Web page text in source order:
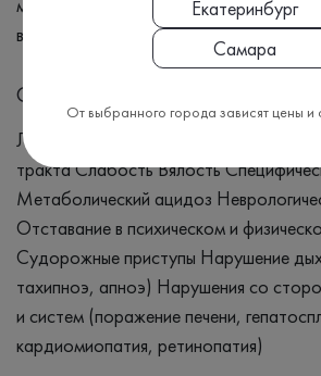
веществ
Симптомы
Лихорадка Нарушение работы
тракта Слабость Вялость
Метаболический ацидоз
Отставание в психическом и
Судорожные приступы Нарушение
тахипноэ, апноэ) Нарушения со
и систем (поражение печени,
кардиомиопатия, ретинопатия)
Екатеринбург
Самара
От выбранного города зависят цены